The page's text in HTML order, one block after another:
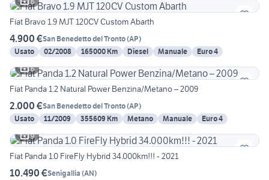
Fiat Bravo 1.9 MJT 120CV Custom Abarth
4.900 €San Benedetto del Tronto(AP)
Usato
02/2008 165000 Km Diesel Manuale
Euro 4
6
Fiat Panda 1.2 Natural Power Benzina/Metano – 2009
2.000 €San Benedetto del Tronto(AP)
Usato
11/2009 355609 Km Metano Manuale
Euro 4
9
Fiat Panda 1.0 FireFly Hybrid 34.000km!!! - 2021
10.490 €Senigallia (AN)